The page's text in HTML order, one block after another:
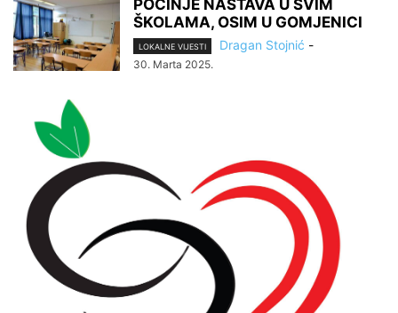
POČINJE NASTAVA U SVIM
ŠKOLAMA, OSIM U GOMJENICI
LOKALNE VIJESTI Dragan Stojnić -
30. Marta 2025.